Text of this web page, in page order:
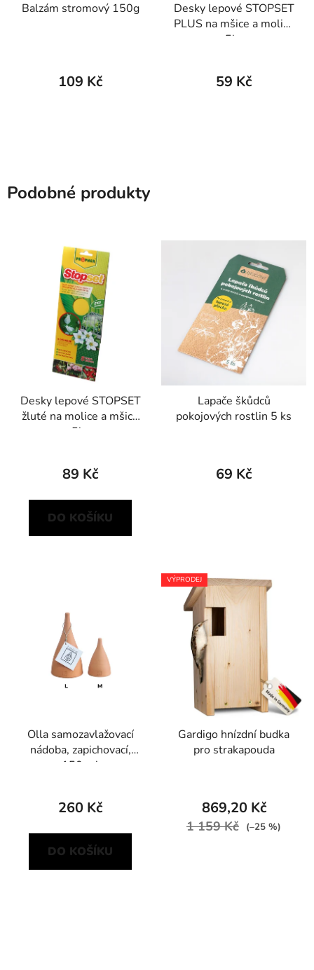
Balzám stromový 150g
109 Kč
Desky lepové STOPSET
PLUS na mšice a molice
5ks
59 Kč
Podobné produkty
Desky lepové STOPSET
žluté na molice a mšice
5ks
89 Kč
DO KOŠÍKU
Lapače škůdců
pokojových rostlin 5 ks
69 Kč
Olla samozavlažovací
nádoba, zapichovací,
150 ml
260 Kč
DO KOŠÍKU
VÝPRODEJ
Gardigo hnízdní budka
pro strakapouda
869,20 Kč
1 159 Kč (–25 %)